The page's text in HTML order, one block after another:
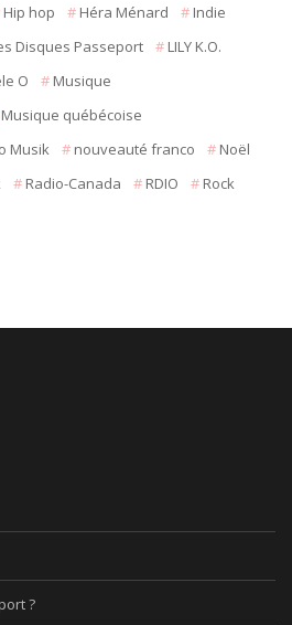
Hip hop Héra Ménard
Indie
Disques Passeport
LILY K.O.
O
Musique
Musique québécoise
Musik nouveauté franco
Noël
Radio-Canada RDIO
Rock
?